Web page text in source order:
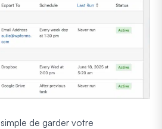
de garder votre